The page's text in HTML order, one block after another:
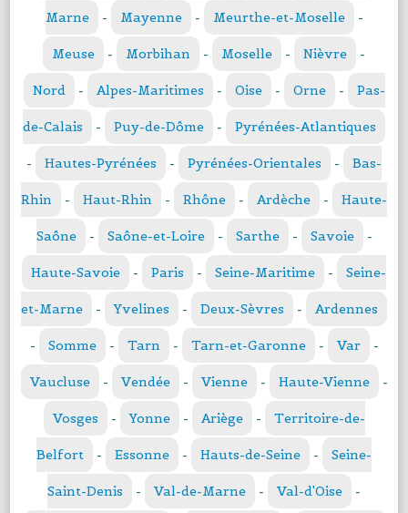
Marne - Mayenne - Meurthe-et-Moselle -
Meuse - Morbihan - Moselle - Nièvre -
Nord - Alpes-Maritimes - Oise - Orne - Pas-
de-Calais - Puy-de-Dôme - Pyrénées-Atlantiques
- Hautes-Pyrénées - Pyrénées-Orientales - Bas-
Rhin - Haut-Rhin - Rhône - Ardèche - Haute-
Saône - Saône-et-Loire - Sarthe - Savoie -
Haute-Savoie - Paris - Seine-Maritime - Seine-
et-Marne - Yvelines - Deux-Sèvres - Ardennes
- Somme - Tarn - Tarn-et-Garonne - Var -
Vaucluse - Vendée - Vienne - Haute-Vienne -
Vosges - Yonne - Ariège - Territoire-de-
Belfort - Essonne - Hauts-de-Seine - Seine-
Saint-Denis - Val-de-Marne - Val-d'Oise -